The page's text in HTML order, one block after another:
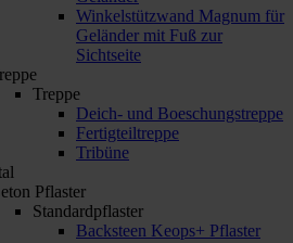
Winkelstützwand Magnum für
Geländer mit Fuß zur
Sichtseite
Treppe
Deich- und Boeschungstreppe
Fertigteiltreppe
Tribüne
Pflaster
Standardpflaster
Backsteen Keops+ Pflaster